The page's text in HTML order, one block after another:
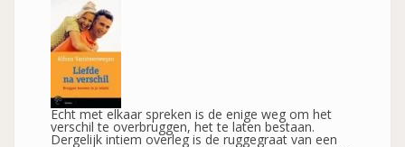
Echt met elkaar spreken is de enige weg om het
verschil te overbruggen, het te laten bestaan.
Dergelijk intiem overleg is de ruggegraat van een